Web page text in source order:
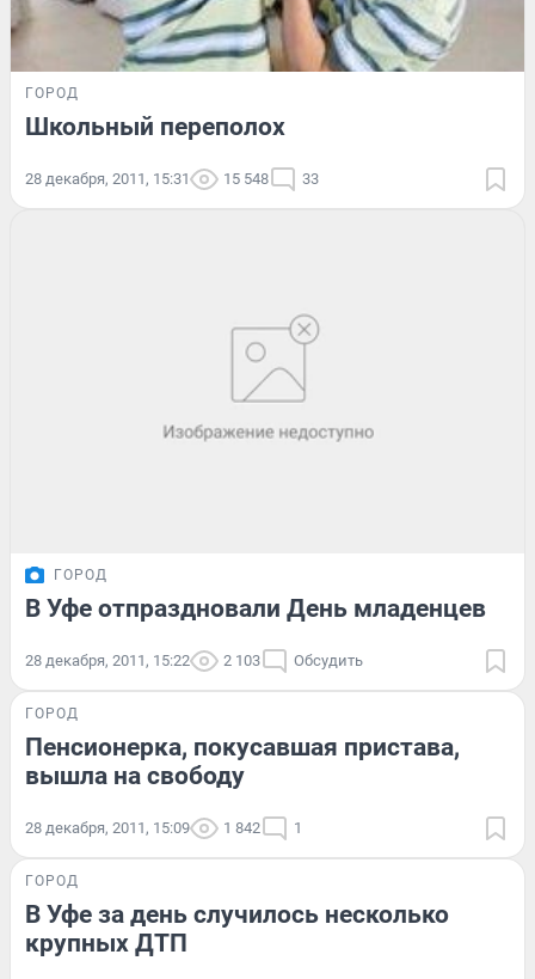
ГОРОД
Школьный переполох
28 декабря, 2011, 15:31 15 548 33
ГОРОД
В Уфе отпраздновали День младенцев
28 декабря, 2011, 15:22 2 103 Обсудить
ГОРОД
Пенсионерка, покусавшая пристава,
вышла на свободу
28 декабря, 2011, 15:09 1 842 1
ГОРОД
В Уфе за день случилось несколько
крупных ДТП